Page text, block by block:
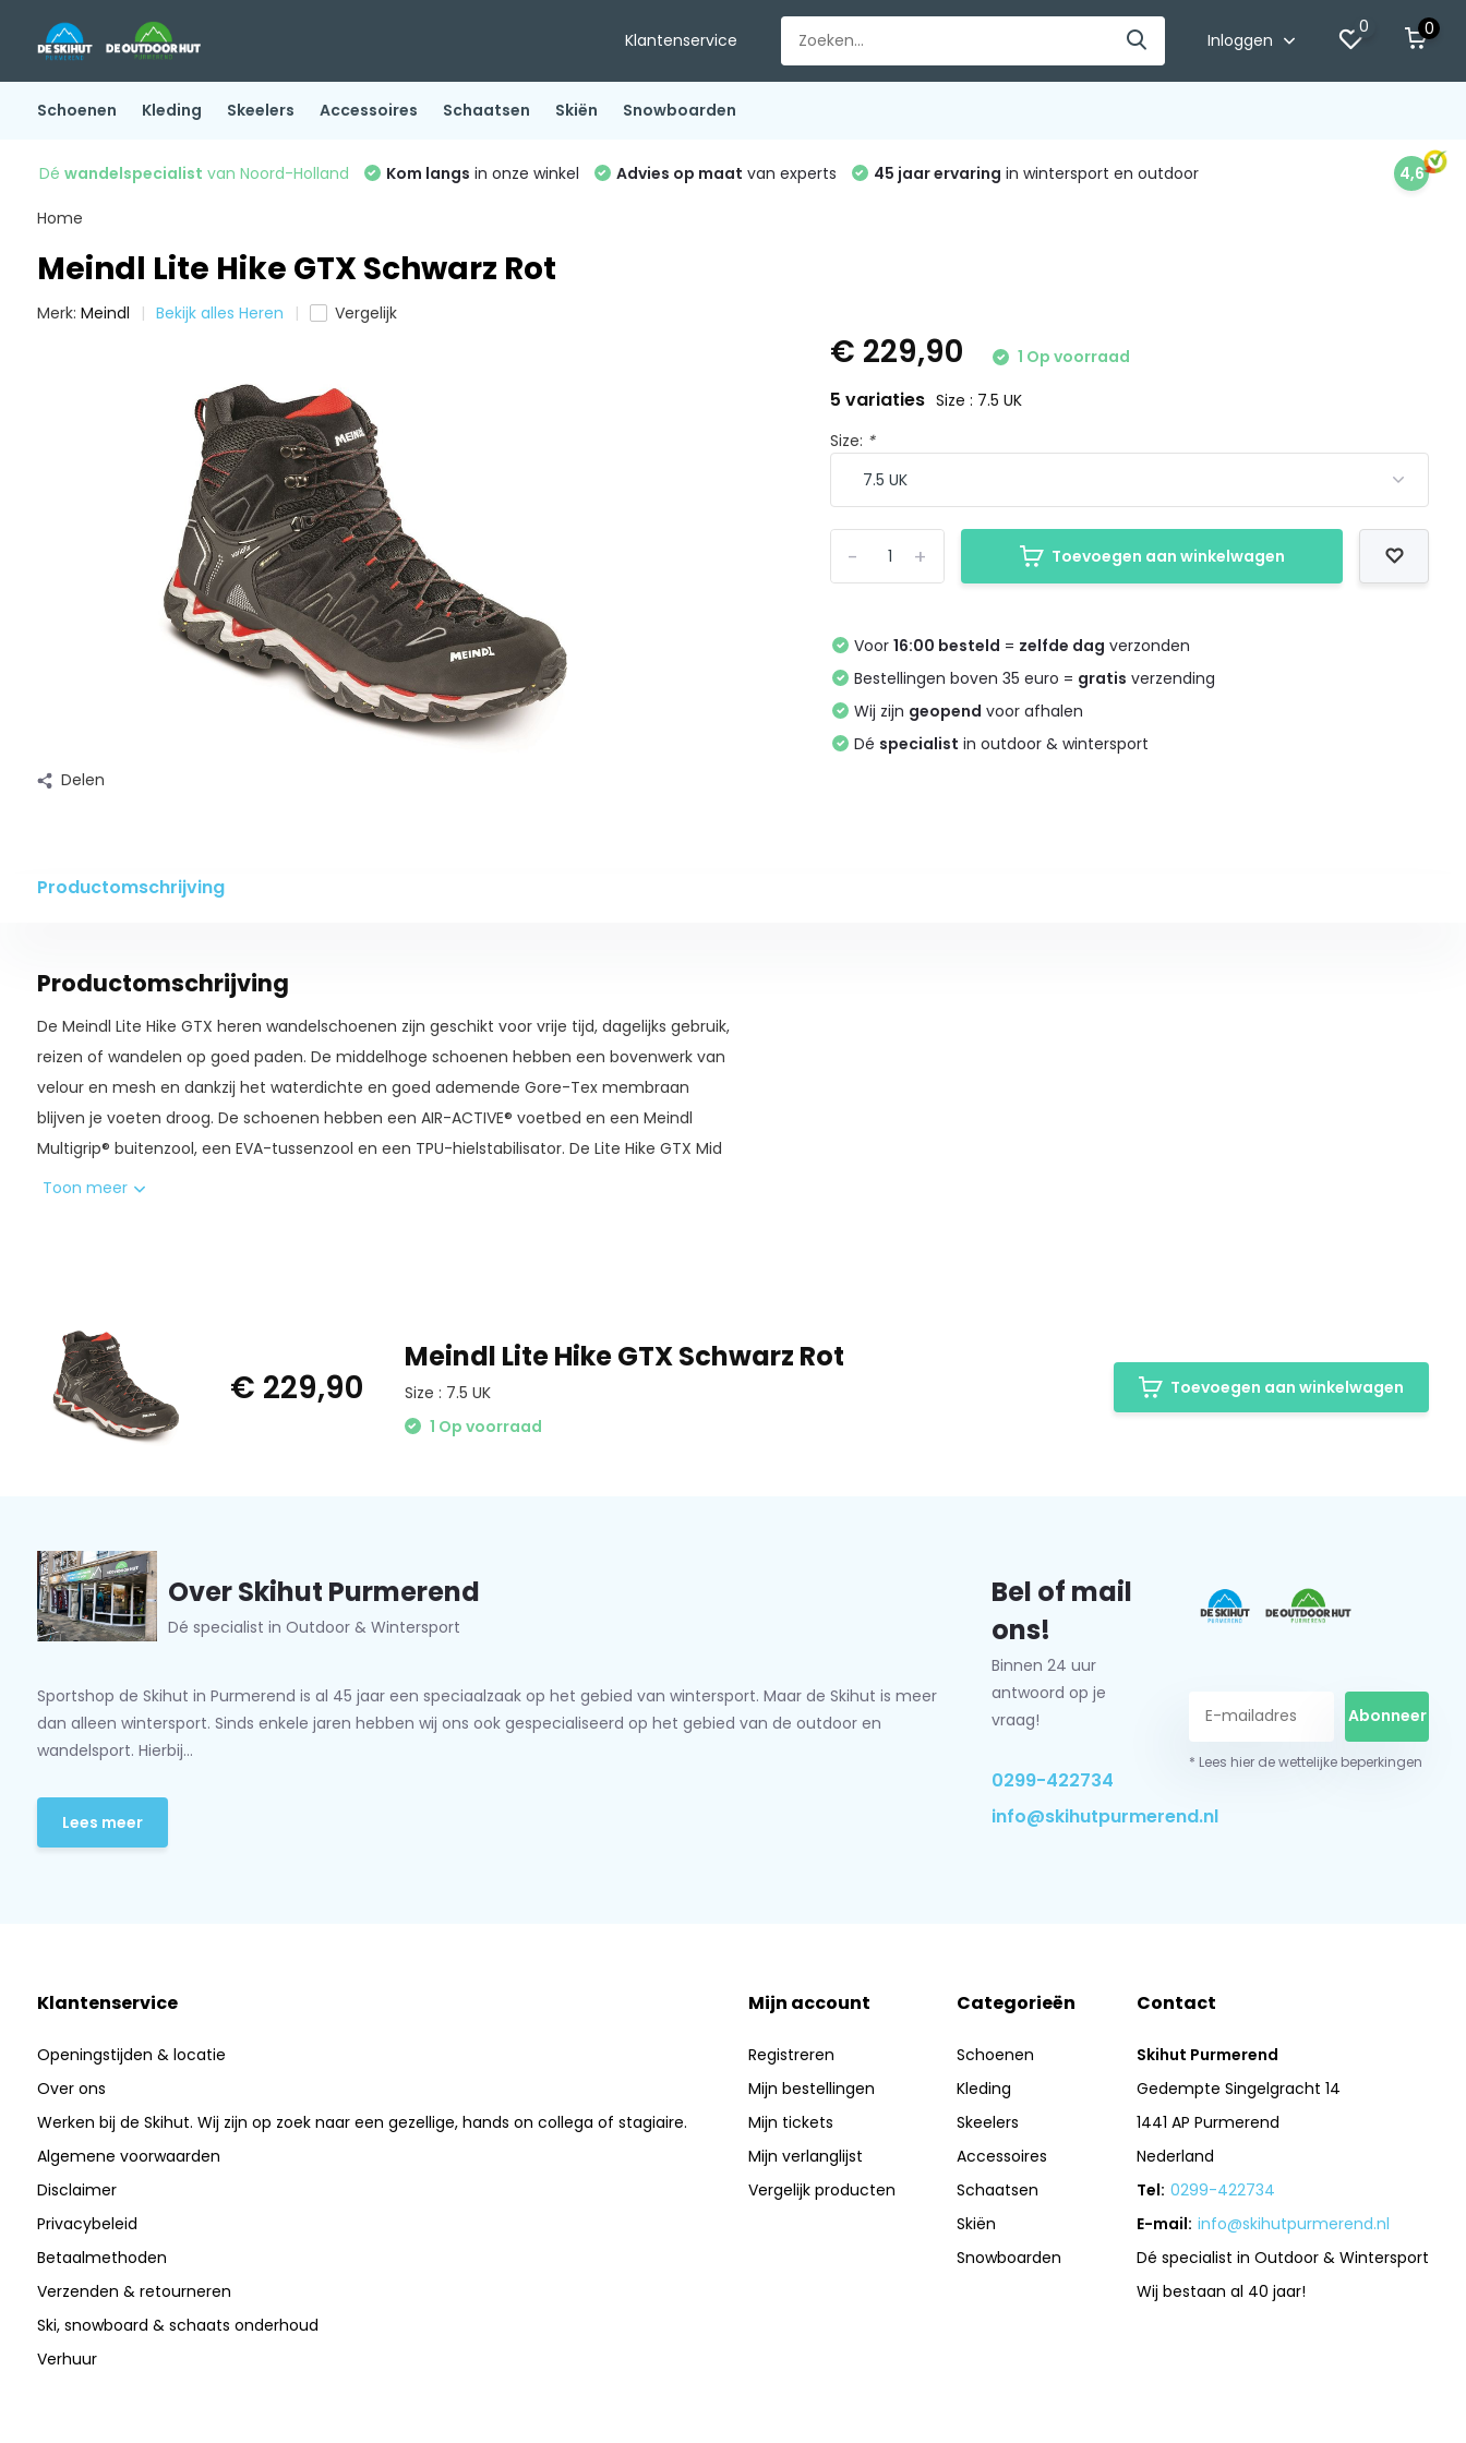
Klantenservice Inloggen
0 0
Schoenen Kleding Skeelers Accessoires Schaatsen Skiën Snowboarden
Dé wandelspecialist van Noord-Holland Kom langs in onze winkel Advies op maat van experts 45 jaar ervaring in wintersport en outdoor 4,6
Home
Meindl Lite Hike GTX Schwarz Rot
Merk: Meindl Bekijk alles Heren Vergelijk
Delen
€ 229,90 1 Op voorraad
5 variaties Size : 7.5 UK
Size: *
+
- Toevoegen aan winkelwagen
Voor16:00 besteld = zelfde dag verzonden
Bestellingen boven 35 euro = gratis verzending
Wij zijn geopend voor afhalen
Dé specialist in outdoor & wintersport
Productomschrijving
Productomschrijving
De Meindl Lite Hike GTX heren wandelschoenen zijn geschikt voor vrije tijd, dagelijks gebruik,
reizen of wandelen op goed paden. De middelhoge schoenen hebben een bovenwerk van
velour en mesh en dankzij het waterdichte en goed ademende Gore-Tex membraan
blijven je voeten droog. De schoenen hebben een AIR-ACTIVE® voetbed en een Meindl
Multigrip® buitenzool, een EVA-tussenzool en een TPU-hielstabilisator. De Lite Hike GTX Mid
heren wandelschoenen zijn perfect voor lichte wandelingen of andere vrijetijdsactiviteiten!
Toon meer
€ 229,90
Meindl Lite Hike GTX Schwarz Rot
Size : 7.5 UK
1 Op voorraad
Toevoegen aan winkelwagen
Over Skihut Purmerend
Dé specialist in Outdoor & Wintersport
Sportshop de Skihut in Purmerend is al 45 jaar een speciaalzaak op het gebied van wintersport. Maar de Skihut is meer
dan alleen wintersport. Sinds enkele jaren hebben wij ons ook gespecialiseerd op het gebied van de outdoor en
wandelsport. Hierbij...
Lees meer
Bel of mail
ons!
Binnen 24 uur
antwoord op je
vraag!
0299-422734
info@skihutpurmerend.nl
Abonneer
* Lees hier de wettelijke beperkingen
Klantenservice
Openingstijden & locatie
Over ons
Werken bij de Skihut. Wij zijn op zoek naar een gezellige, hands on collega of stagiaire.
Algemene voorwaarden
Disclaimer
Privacybeleid
Betaalmethoden
Verzenden & retourneren
Ski, snowboard & schaats onderhoud
Verhuur
Mijn account
Registreren
Mijn bestellingen
Mijn tickets
Mijn verlanglijst
Vergelijk producten
Categorieën
Schoenen
Kleding
Skeelers
Accessoires
Schaatsen
Skiën
Snowboarden
Contact
Skihut Purmerend
Gedempte Singelgracht 14
1441 AP Purmerend
Nederland
Tel: 0299-422734
E-mail: info@skihutpurmerend.nl
Dé specialist in Outdoor & Wintersport
Wij bestaan al 40 jaar!